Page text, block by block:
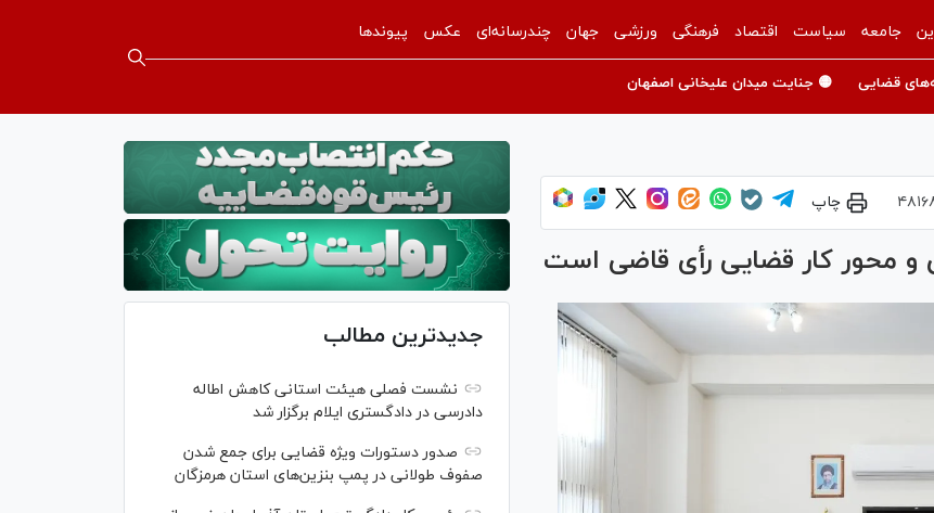
جامعه سیاست اقتصاد فرهنگی ورزشی جهان چندرسانه‌ای عکس پیوندها
قضایی 🟡 جنایت میدان علیخانی اصفهان
چاپ
محور کار قضایی رأی قاضی است
جدیدترین مطالب
نشست فصلی هیئت استانی کاهش اطاله
دادرسی در دادگستری ایلام برگزار شد
صدور دستورات ویژه قضایی برای جمع شدن
صفوف طولانی در پمپ بنزین‌های استان هرمزگان